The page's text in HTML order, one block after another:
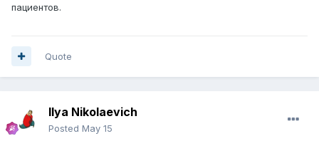
пациентов.
Quote
Ilya Nikolaevich
Posted May 15